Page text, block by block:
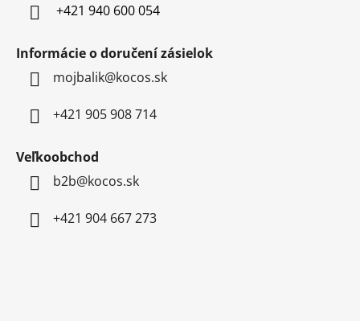
+421 940 600 054
Informácie o doručení zásielok
mojbalik@kocos.sk
+421 905 908 714
Veľkoobchod
b2b@kocos.sk
+421 904 667 273